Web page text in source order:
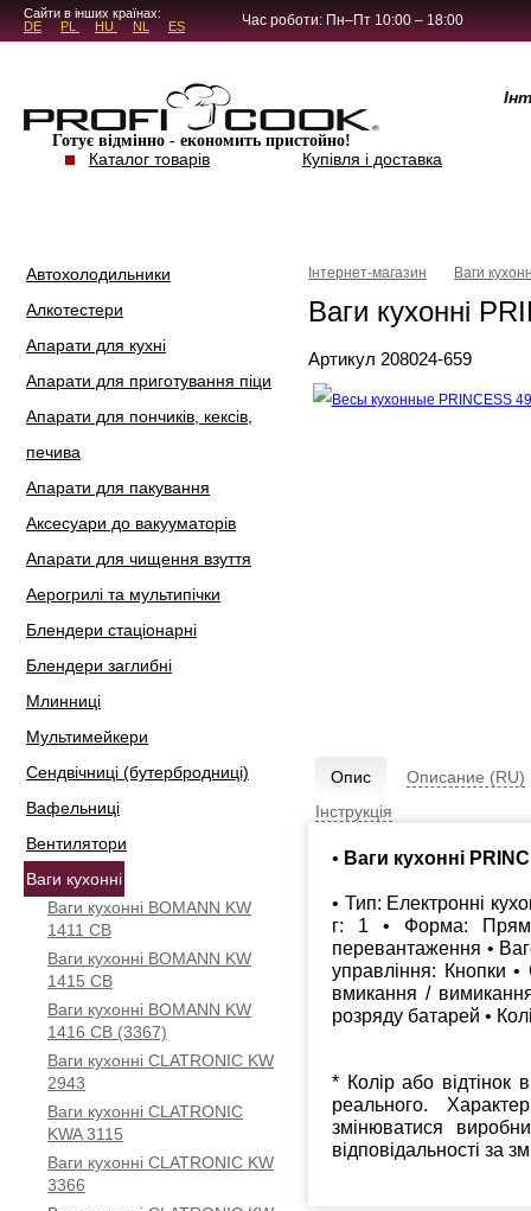
5.4.45Сайти в інших країнах:
DE
PL HU NL ES Час роботи: Пн–Пт 10:00 – 18:00
Готує відмінно - економить пристойно!
Каталог товарів Купівля і доставка
Автохолодильники
Алкотестери
Апарати для кухні
Апарати для приготування піци
Апарати для пончиків, кексів,
печива
Апарати для пакування
Аксесуари до вакууматорів
Апарати для чищення взуття
Аерогрилі та мультипічки
Блендери стаціонарні
Блендери заглибні
Млинниці
Мультимейкери
Сендвічниці (бутербродниці)
Вафельниці
Вентилятори
Ваги кухонні
Ваги кухонні BOMANN KW
1411 CB
Ваги кухонні BOMANN KW
1415 CB
Ваги кухонні BOMANN KW
1416 CB (3367)
Ваги кухонні CLATRONIC KW
2943
Ваги кухонні CLATRONIC
KWA 3115
Ваги кухонні CLATRONIC KW
3366
Інтернет-магазин Ваги
Ваги кухонні
Артикул 208024-659
Опис
Описание (RU)
Інструкція
• Ваги кухонні
• Тип: Електронні
г: 1 • Форма:
перевантаження •
управління: Кнопки
вмикання /
розряду батарей •
* Колір або відтінок
реального.
змінюватися
відповідальності за